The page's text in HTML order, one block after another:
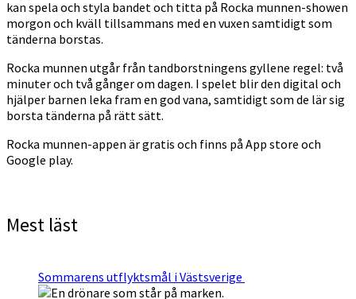
kan spela och styla bandet och titta på Rocka munnen-showen
morgon och kväll tillsammans med en vuxen samtidigt som
tänderna borstas.
Rocka munnen utgår från tandborstningens gyllene regel: två
minuter och två gånger om dagen. I spelet blir den digital och
hjälper barnen leka fram en god vana, samtidigt som de lär sig
borsta tänderna på rätt sätt.
Rocka munnen-appen är gratis och finns på App store och
Google play.
Mest läst
Sommarens utflyktsmål i Västsverige